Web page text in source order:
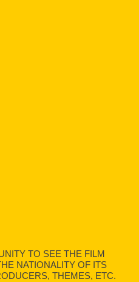
TO SEE THE FILM
NATIONALITY OF ITS
THEMES, ETC.